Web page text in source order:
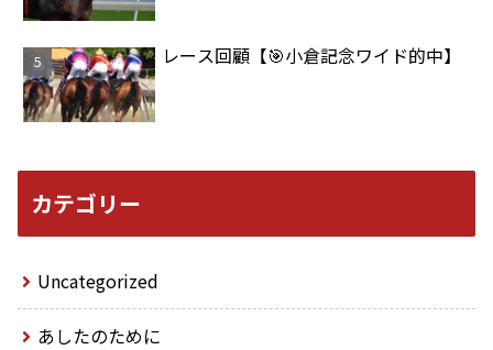
レース回顧【🎯小倉記念ワイド的中】
カテゴリー
Uncategorized
あしたのために